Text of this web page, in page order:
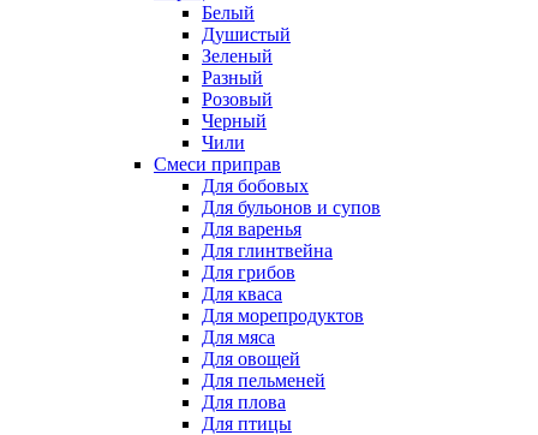
Белый
Душистый
Зеленый
Разный
Розовый
Черный
Чили
Смеси приправ
Для бобовых
Для бульонов и супов
Для варенья
Для глинтвейна
Для грибов
Для кваса
Для морепродуктов
Для мяса
Для овощей
Для пельменей
Для плова
Для птицы